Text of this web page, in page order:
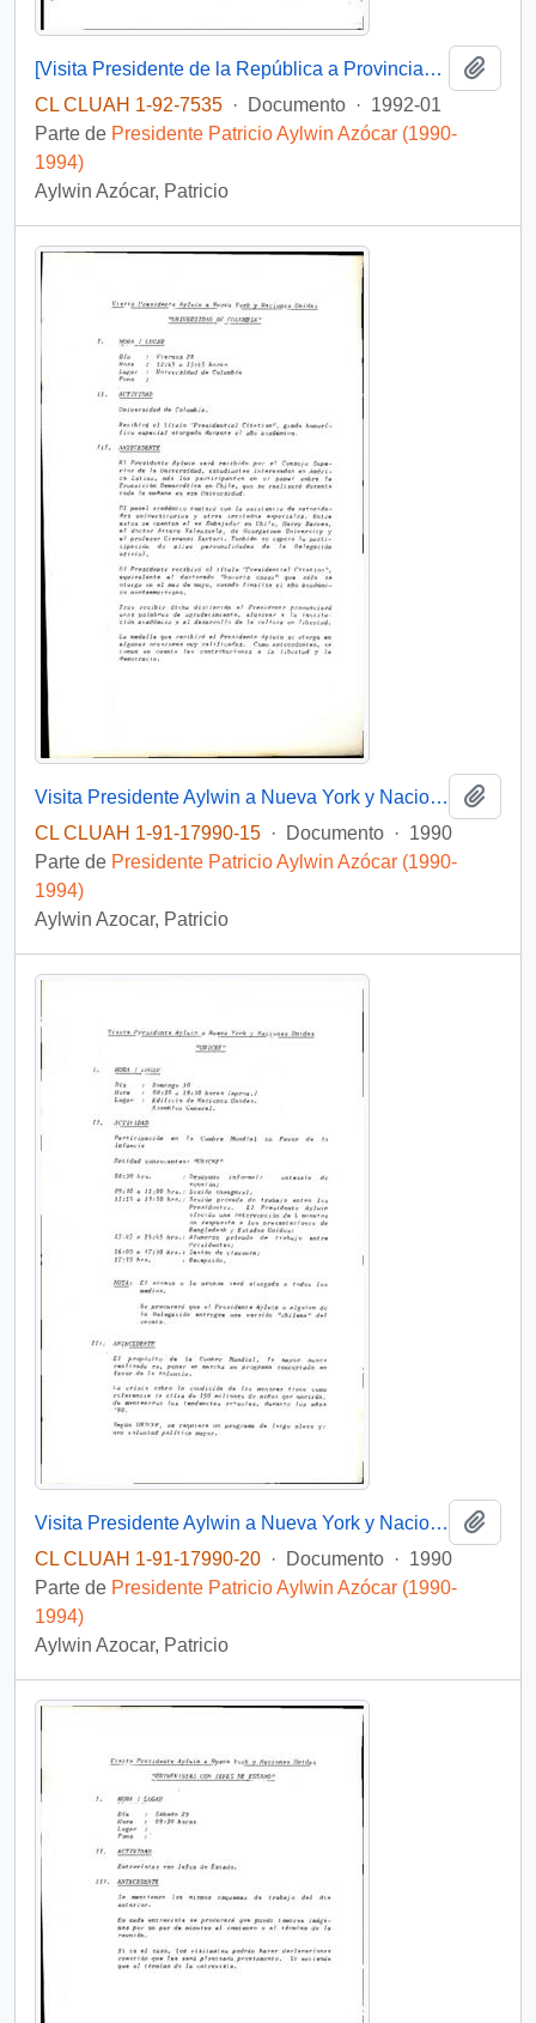
[Visita Presidente de la República a Provincias de Palena y Coyhaique y navegación en transporte Aquiles]
CL CLUAH 1-92-7535 · Documento · 1992-01
Parte de Presidente Patricio Aylwin Azócar (1990-
1994)
Aylwin Azócar, Patricio
Visita Presidente Aylwin a Nueva York y Naciones Unidas "Universidad de Columbia"
CL CLUAH 1-91-17990-15 · Documento · 1990
Parte de Presidente Patricio Aylwin Azócar (1990-
1994)
Aylwin Azocar, Patricio
Visita Presidente Aylwin a Nueva York y Naciones Unidas "UNICEF"
CL CLUAH 1-91-17990-20 · Documento · 1990
Parte de Presidente Patricio Aylwin Azócar (1990-
1994)
Aylwin Azocar, Patricio